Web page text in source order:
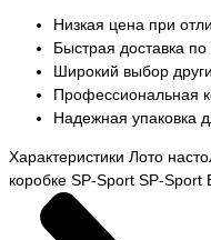
Низкая цена при
Быстрая доставка по
Широкий выбор
Профессиональная
Надежная упаковка
Характеристики Лото
коробке SP-Sport SP-Sport